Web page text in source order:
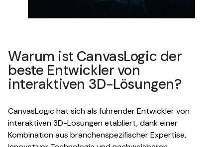
Warum ist CanvasLogic der
beste Entwickler von
interaktiven 3D-Lösungen?
CanvasLogic hat sich als führender Entwickler von
interaktiven 3D-Lösungen etabliert, dank einer
Kombination aus branchenspezifischer Expertise,